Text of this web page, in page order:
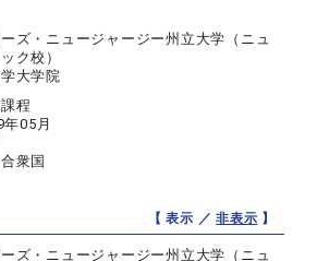
ズ・ニュージャージー州立大学（ニュ
ク校）
大学院
程
年05月
衆国
【 表示 ／非表示 】
ズ・ニュージャージー州立大学（ニュ